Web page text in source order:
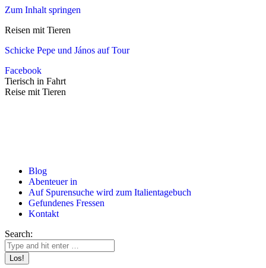
Zum Inhalt springen
Reisen mit Tieren
Schicke Pepe und János auf Tour
Facebook
Tierisch in Fahrt
Reise mit Tieren
Blog
Abenteuer in
Auf Spurensuche wird zum Italientagebuch
Gefundenes Fressen
Kontakt
Search: